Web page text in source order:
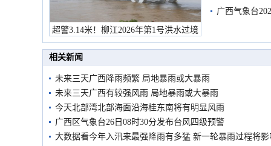
超警3.14米！柳江2026年第1号洪水过境
市民在堤岸见证汛况
广西气象台
相关新闻
未来三天广西降雨频繁 局地暴雨或大暴雨
未来三天广西有较强风雨 局地暴雨或大暴雨
今天北部湾北部海面沿海桂东南将有明显风雨
广西区气象台26日08时30分发布台风四级预警
大数据看今年入汛来最强降雨有多猛 新一轮暴雨过程将